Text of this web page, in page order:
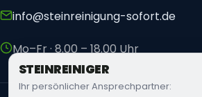
info@steinreinigung-sofort.de
Mo–Fr · 8.00 – 18.00 Uhr
STEINREINIGER
Ihr persönlicher Ansprechpartner: